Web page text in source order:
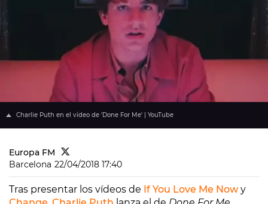
Charlie Puth en el vídeo de 'Done For Me' | YouTube
Europa FM
Barcelona 22/04/2018 17:40
Tras presentar los vídeos de If You Love Me Nowy